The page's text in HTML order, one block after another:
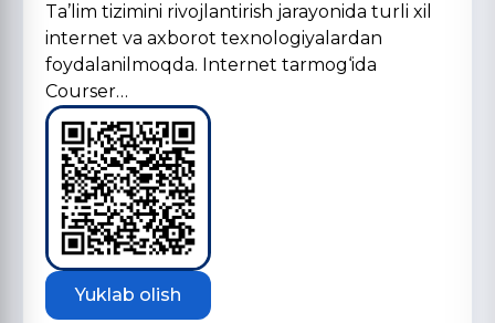
Ta’lim tizimini rivojlantirish jarayonida turli xil
internet va axborot texnologiyalardan
foydalanilmoqda. Internet tarmog‘ida
Courser…
Yuklab olish